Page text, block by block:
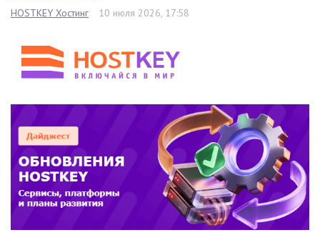
HOSTKEY Хостинг 10 июля 2026, 17:58